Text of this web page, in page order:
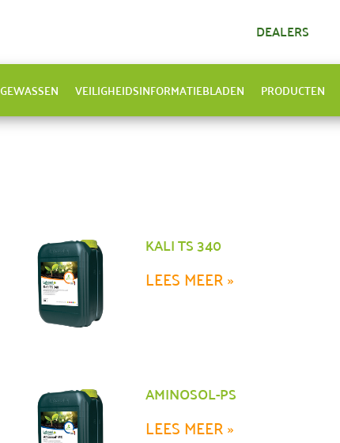
DEALERS
GEWASSEN VEILIGHEIDSINFORMATIEBLADEN PRODUCTEN
KALI TS 340
LEES MEER »
AMINOSOL-PS
LEES MEER »